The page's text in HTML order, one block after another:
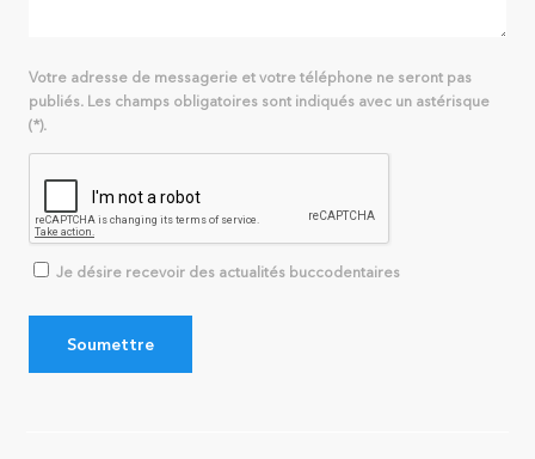
Votre adresse de messagerie et votre téléphone ne seront pas
publiés. Les champs obligatoires sont indiqués avec un astérisque
(*).
Je désire recevoir des actualités buccodentaires